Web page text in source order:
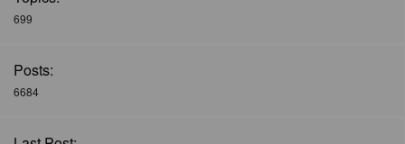
699
Posts:
6684